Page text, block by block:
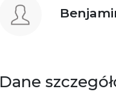
Dane